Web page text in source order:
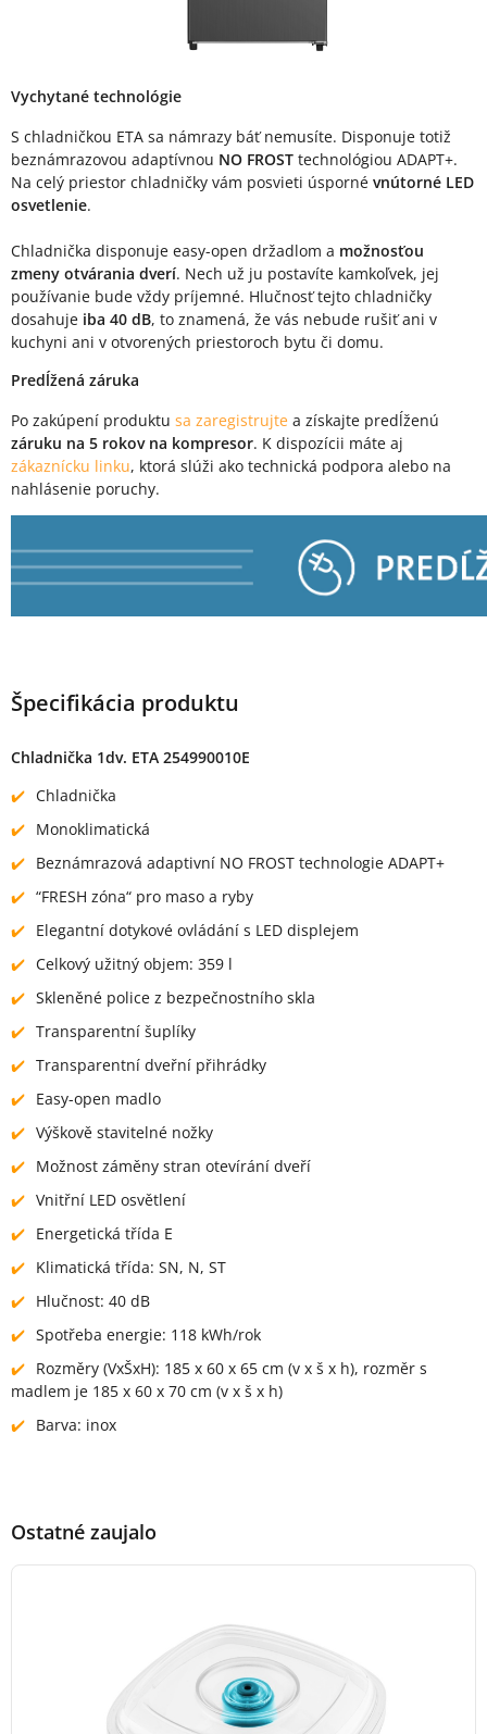
Vychytané technológie
S chladničkou ETA sa námrazy báť nemusíte. Disponuje totiž
beznámrazovou adaptívnou NO FROST technológiou ADAPT+.
Na celý priestor chladničky vám posvieti úsporné vnútorné LED
osvetlenie.
Chladnička disponuje easy-open držadlom a možnosťou
zmeny otvárania dverí. Nech už ju postavíte kamkoľvek, jej
používanie bude vždy príjemné. Hlučnosť tejto chladničky
dosahuje iba 40 dB, to znamená, že vás nebude rušiť ani v
kuchyni ani v otvorených priestoroch bytu či domu.
Predĺžená záruka
Po zakúpení produktu sa zaregistrujte a získajte predĺženú
záruku na 5 rokov na kompresor. K dispozícii máte aj
zákaznícku linku, ktorá slúži ako technická podpora alebo na
nahlásenie poruchy.
Špecifikácia produktu
Chladnička 1dv. ETA 254990010E
Chladnička
Monoklimatická
Beznámrazová adaptivní NO FROST technologie ADAPT+
“FRESH zóna“ pro maso a ryby
Elegantní dotykové ovládání s LED displejem
Celkový užitný objem: 359 l
Skleněné police z bezpečnostního skla
Transparentní šuplíky
Transparentní dveřní přihrádky
Easy-open madlo
Výškově stavitelné nožky
Možnost záměny stran otevírání dveří
Vnitřní LED osvětlení
Energetická třída E
Klimatická třída: SN, N, ST
Hlučnost: 40 dB
Spotřeba energie: 118 kWh/rok
Rozměry (VxŠxH): 185 x 60 x 65 cm (v x š x h), rozměr s
madlem je 185 x 60 x 70 cm (v x š x h)
Barva: inox
Ostatné zaujalo